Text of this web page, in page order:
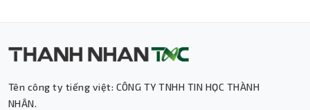
Tên công ty tiếng việt: CÔNG TY TNHH TIN HỌC THÀNH
NHÂN.